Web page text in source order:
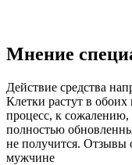
Мнение
Действие средства
Клетки растут в обоих
процесс, к
полностью
не получится. Отзывы
мужчине